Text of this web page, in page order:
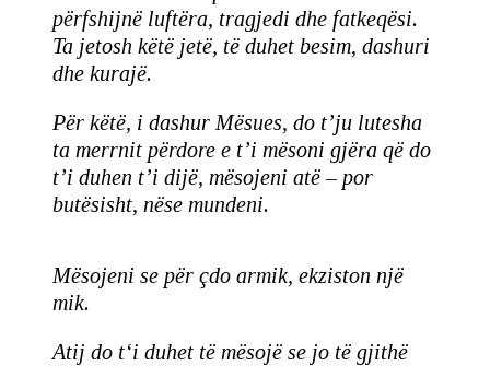
përfshijnë luftëra, tragjedi dhe fatkeqësi.
Ta jetosh këtë jetë, të duhet besim, dashuri
dhe kurajë.
Për këtë, i dashur Mësues, do t’ju lutesha
ta merrnit përdore e t’i mësoni gjëra që do
t’i duhen t’i dijë, mësojeni atë – por
butësisht, nëse mundeni.
Mësojeni se për çdo armik, ekziston një
mik.
Atij do t‘i duhet të mësojë se jo të gjithë